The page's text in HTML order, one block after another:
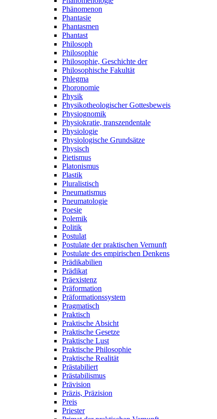
Phänomenon
Phantasie
Phantasmen
Phantast
Philosoph
Philosophie
Philosophie, Geschichte der
Philosophische Fakultät
Phlegma
Phoronomie
Physik
Physikotheologischer Gottesbeweis
Physiognomik
Physiokratie, transzendentale
Physiologie
Physiologische Grundsätze
Physisch
Pietismus
Platonismus
Plastik
Pluralistisch
Pneumatismus
Pneumatologie
Poesie
Polemik
Politik
Postulat
Postulate der praktischen Vernunft
Postulate des empirischen Denkens
Prädikabilien
Prädikat
Präexistenz
Präformation
Präformationssystem
Pragmatisch
Praktisch
Praktische Absicht
Praktische Gesetze
Praktische Lust
Praktische Philosophie
Praktische Realität
Prästabiliert
Prästabilismus
Prävision
Präzis, Präzision
Preis
Priester